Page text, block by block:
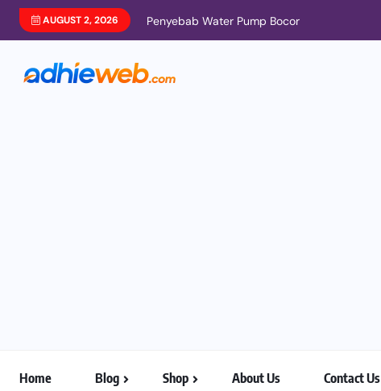
AUGUST 2, 2026 Penyebab Water Pump Bocor
Home Blog Shop About Us Contact Us